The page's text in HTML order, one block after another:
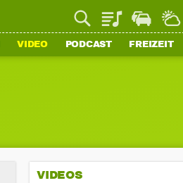
PlaylistStaupilot
VIDEO PODCAST FREIZEIT
VIDEOS